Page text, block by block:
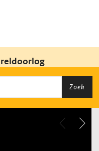
Zoek